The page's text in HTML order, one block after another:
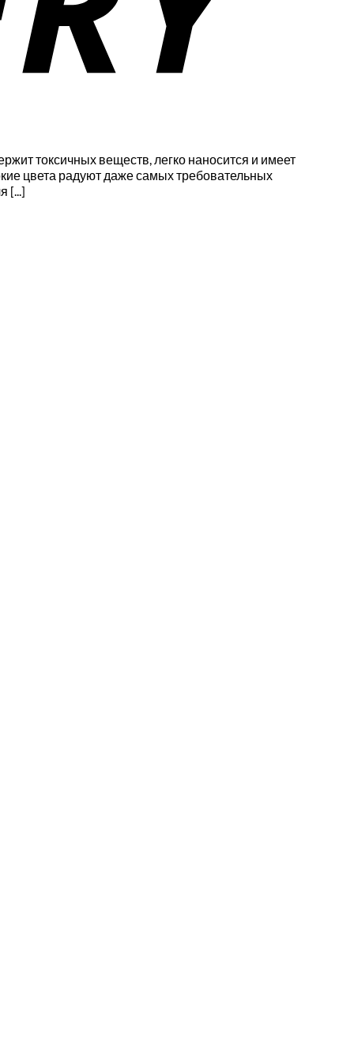
токсичных веществ, легко наносится и имеет
цвета радуют даже самых требовательных
[...]